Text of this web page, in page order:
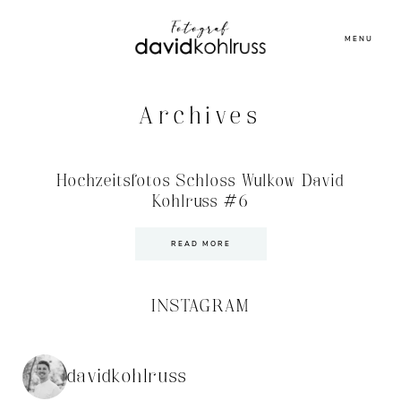
MENU
Archives
Hochzeitsfotos Schloss Wulkow David
Kohlruss #6
READ MORE
INSTAGRAM
davidkohlruss